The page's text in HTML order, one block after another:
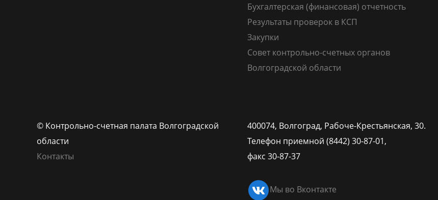
Бухгалтерская (финансовая) отчетность
Результаты проверок в КСП
Закупки
Совет контрольно-счетных органов
Волгоградской области
© Контрольно-счетная палата Волгоградской
области
Контакты
400074, Волгоград, Рабоче-Крестьянская, 30.
Телефон приемной (8442) 30-87-01,
факс 30-87-37
Мы во Вконтакте